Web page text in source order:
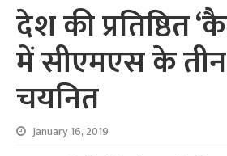
देश की प्रतिष्ठित
में सीएमएस के तीन
चयनित
January 16, 2019